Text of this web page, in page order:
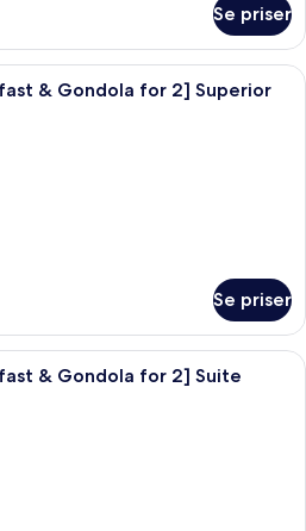
Se priser
Ett hotellrum med två sängar, en
& Gondola for 2] Superior
Se priser
Ett modernt vardagsrum med en
& Gondola for 2] Suite